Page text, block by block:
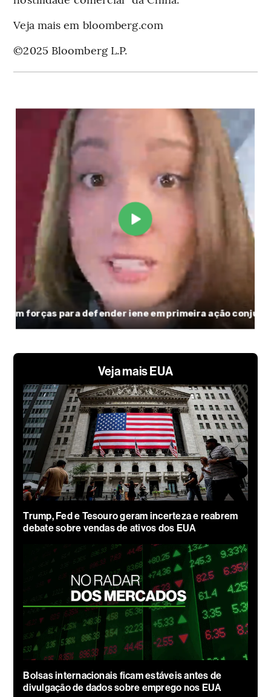
Veja mais em bloomberg.com
©2025 Bloomberg L.P.
Veja mais EUA
Trump, Fed e Tesouro geram incerteza e reabrem
debate sobre vendas de ativos dos EUA
Bolsas internacionais ficam estáveis antes de
divulgação de dados sobre emprego nos EUA